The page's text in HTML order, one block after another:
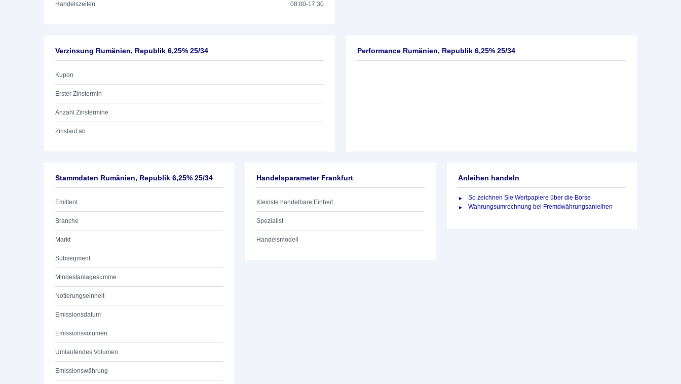
Handelszeiten 08:00-17:30
Verzinsung Rumänien, Republik 6,25% 25/34
Kupon
Erster Zinstermin
Anzahl Zinstermine
Zinslauf ab
Performance Rumänien, Republik 6,25% 25/34
Stammdaten Rumänien, Republik 6,25% 25/34
Emittent
Branche
Markt
Subsegment
Mindestanlagesumme
Notierungseinheit
Emissionsdatum
Emissionsvolumen
Umlaufendes Volumen
Emissionswährung
Handelsparameter Frankfurt
Kleinste handelbare Einheit
Spezialist
Handelsmodell
Anleihen handeln
So zeichnen Sie Wertpapiere über die Börse
Währungsumrechnung bei Fremdwährungsanleihen